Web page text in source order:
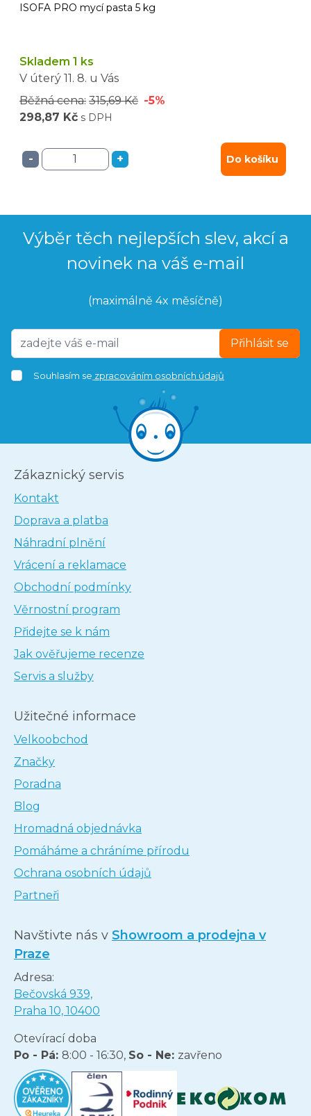
ISOFA PRO mycí pasta 5 kg
Skladem 1 ks
V úterý 11. 8. u Vás
Běžná cena: 315,69 Kč -5%
298,87 Kč s DPH
- + Do košíku
Výběr těch nejlepších slev, akcí a
novinek na váš e-mail
(maximálně 4x měsíčně)
Přihlásit se
Souhlasím se zpracováním osobních údajů
Zákaznický servis
Kontakt
Doprava a platba
Náhradní plnění
Vrácení a reklamace
Obchodní podmínky
Věrnostní program
Přidejte se k nám
Jak ověřujeme recenze
Servis a služby
Užitečné informace
Velkoobchod
Značky
Poradna
Blog
Hromadná objednávka
Pomáháme a chráníme přírodu
Ochrana osobních údajů
Partneři
Navštivte nás v Showroom a prodejna v
Praze
Adresa:
Bečovská 939,
Praha 10, 10400
Otevírací doba
Po - Pá: 8:00 - 16:30, So - Ne: zavřeno